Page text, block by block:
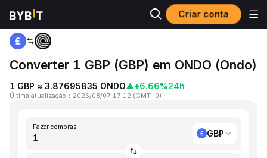
Criar conta
Página inicial
Converter 1 GBP (GBP) em ONDO (Ondo)
1 GBP ≈ 3.87695835 ONDO▲+6.66%24h
Última atualização ： 2026/08/07 17:12 (GMT+0)
Fazer compras
GBP